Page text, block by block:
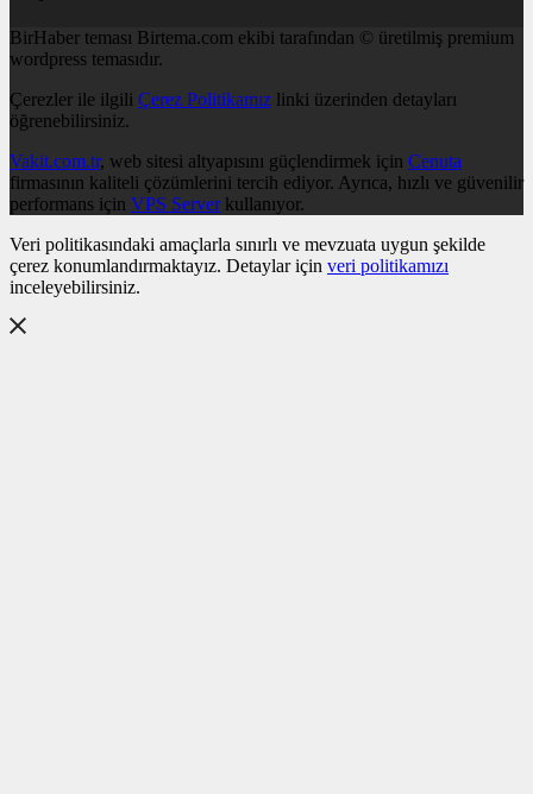
BirHaber teması Birtema.com ekibi tarafından © üretilmiş premium
wordpress temasıdır.
Çerezler ile ilgili Çerez Politikamız linki üzerinden detayları
öğrenebilirsiniz.
Vakit.com.tr, web sitesi altyapısını güçlendirmek için Cenuta
firmasının kaliteli çözümlerini tercih ediyor. Ayrıca, hızlı ve güvenilir
performans için VPS Serverkullanıyor.
Veri politikasındaki amaçlarla sınırlı ve mevzuata uygun şekilde
çerez konumlandırmaktayız. Detaylar için veri politikamızı
inceleyebilirsiniz.